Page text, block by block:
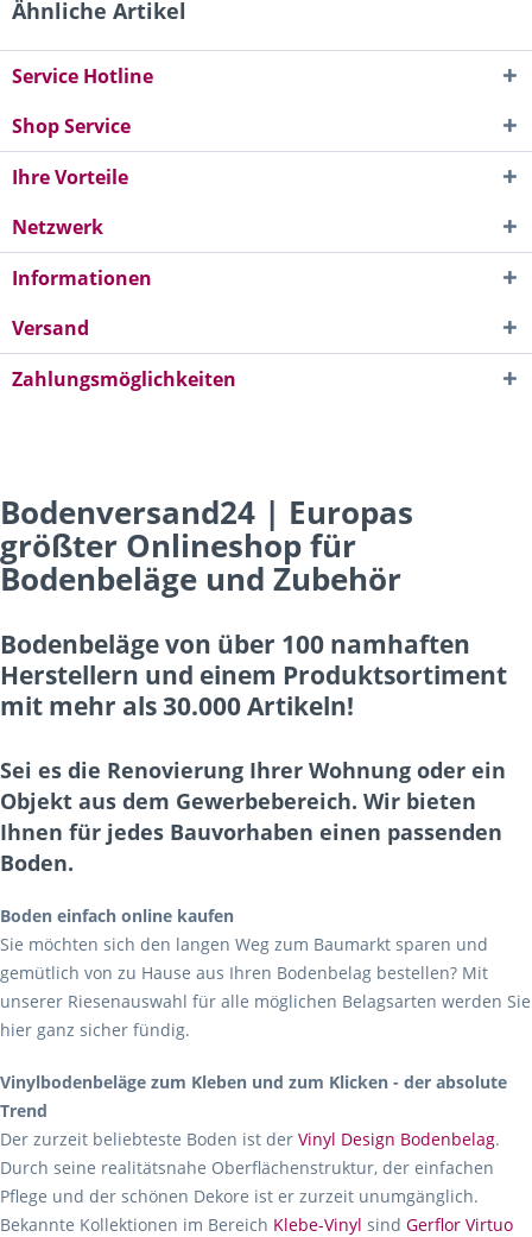
Ähnliche Artikel
Service Hotline
Shop Service
Ihre Vorteile
Netzwerk
Informationen
Versand
Zahlungsmöglichkeiten
Bodenversand24 | Europas
größter Onlineshop für
Bodenbeläge und Zubehör
Bodenbeläge von über 100 namhaften
Herstellern und einem Produktsortiment
mit mehr als 30.000 Artikeln!
Sei es die Renovierung Ihrer Wohnung oder ein
Objekt aus dem Gewerbebereich. Wir bieten
Ihnen für jedes Bauvorhaben einen passenden
Boden.
Boden einfach online kaufen
Sie möchten sich den langen Weg zum Baumarkt sparen und
gemütlich von zu Hause aus Ihren Bodenbelag bestellen? Mit
unserer Riesenauswahl für alle möglichen Belagsarten werden Sie
hier ganz sicher fündig.
Vinylbodenbeläge zum Kleben und zum Klicken - der absolute
Trend
Der zurzeit beliebteste Boden ist der Vinyl Design Bodenbelag.
Durch seine realitätsnahe Oberflächenstruktur, der einfachen
Pflege und der schönen Dekore ist er zurzeit unumgänglich.
Bekannte Kollektionen im Bereich Klebe-Vinyl sind Gerflor Virtuo